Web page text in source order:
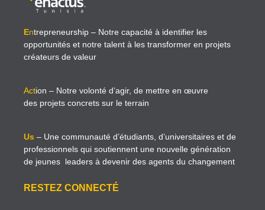
Entrepreneurship – Notre capacité à identifier les
opportunités et notre talent à les transformer en projets
créateurs de valeur
Action – Notre volonté d’agir, de mettre en œuvre
des projets concrets sur le terrain
Us – Une communauté d’étudiants, d’universitaires et de
professionnels qui soutiennent une nouvelle génération
de jeunes leaders à devenir des agents du changement
RESTEZ CONNECTÉ